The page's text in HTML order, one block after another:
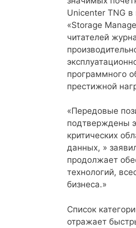
Unicenter TNG в
«Storage
читателей
программного
престижной
«Передовые
подтверждены
критических
данных, »
продолжает
технологий,
бизнеса.»
Список
отражает